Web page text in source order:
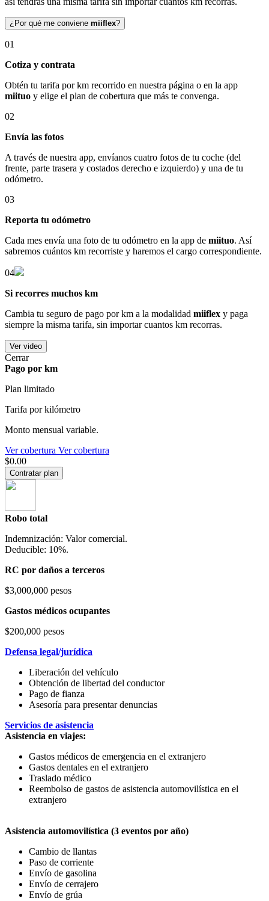
¿Por qué me conviene miiflex?
01
Cotiza y contrata
Obtén tu tarifa por km recorrido en nuestra página o en la app
miituo y elige el plan de cobertura que más te convenga.
02
Envía las fotos
A través de nuestra app, envíanos cuatro fotos de tu coche (del
frente, parte trasera y costados derecho e izquierdo) y una de tu
odómetro.
03
Reporta tu odómetro
Cada mes envía una foto de tu odómetro en la app de miituo. Así
sabremos cuántos km recorriste y haremos el cargo correspondiente.
04
Si recorres muchos km
Cambia tu seguro de pago por km a la modalidad miiflex y paga
siempre la misma tarifa, sin importar cuantos km recorras.
Ver video
Cerrar
Pago por km
Plan limitado
Tarifa por kilómetro
Monto mensual variable.
Ver cobertura Ver cobertura
$0.00
Contratar plan
Robo total
Indemnización: Valor comercial.
Deducible: 10%.
RC por daños a terceros
$3,000,000 pesos
Gastos médicos ocupantes
$200,000 pesos
Defensa legal/jurídica
Liberación del vehículo
Obtención de libertad del conductor
Pago de fianza
Asesoría para presentar denuncias
Servicios de asistencia
Asistencia en viajes:
Gastos médicos de emergencia en el extranjero
Gastos dentales en el extranjero
Traslado médico
Reembolso de gastos de asistencia automovilística en el
extranjero
Asistencia automovilística (3 eventos por año)
Cambio de llantas
Paso de corriente
Envío de gasolina
Envío de cerrajero
Envío de grúa